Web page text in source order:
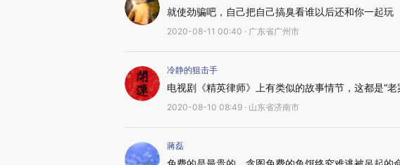
就使劲骗吧，自己把自己搞臭看谁以后还和你一起玩
2020-08-11 00:40 · 广东省广州市
冷静的狙击手
电视剧《精英律师》上有类似的故事情节，这都是“老
2020-08-10 08:49 · 山东省济南市
蔣磊